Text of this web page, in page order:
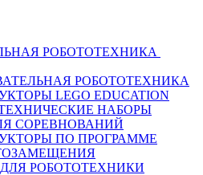
РОБОТОТЕХНИКА
РОБОТОТЕХНИКА
LEGO EDUCATION
НАБОРЫ
СОРЕВНОВАНИЙ
ПО ПРОГРАММЕ
РОБОТОТЕХНИКИ